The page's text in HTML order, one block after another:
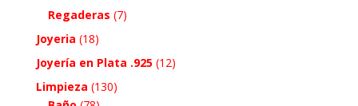
Regaderas (7)
Joyeria (18)
Joyería en Plata .925 (12)
Limpieza (130)